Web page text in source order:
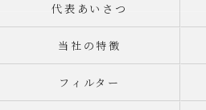
代表あいさつ
当社の特徴
フィルター